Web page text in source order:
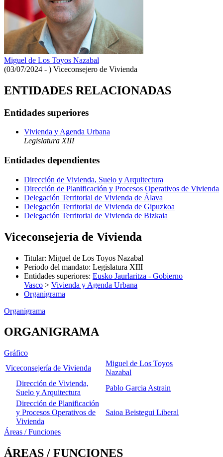
Miguel de Los Toyos Nazabal
(03/07/2024 - ) Viceconsejero de Vivienda
ENTIDADES RELACIONADAS
Entidades superiores
Vivienda y Agenda Urbana
Legislatura XIII
Entidades dependientes
Dirección de Vivienda, Suelo y Arquitectura
Dirección de Planificación y Procesos Operativos de Vivienda
Delegación Territorial de Vivienda de Álava
Delegación Territorial de Vivienda de Gipuzkoa
Delegación Territorial de Vivienda de Bizkaia
Viceconsejería de Vivienda
Titular: Miguel de Los Toyos Nazabal
Periodo del mandato: Legislatura XIII
Entidades superiores: Eusko Jaurlaritza - Gobierno
Vasco > Vivienda y Agenda Urbana
Organigrama
Organigrama
ORGANIGRAMA
Gráfico
Viceconsejería de Vivienda
Miguel de Los Toyos
Nazabal
Dirección de Vivienda,
Suelo y Arquitectura
Pablo Garcia Astrain
Dirección de Planificación
y Procesos Operativos de
Vivienda
Saioa Beistegui Liberal
Áreas / Funciones
ÁREAS / FUNCIONES